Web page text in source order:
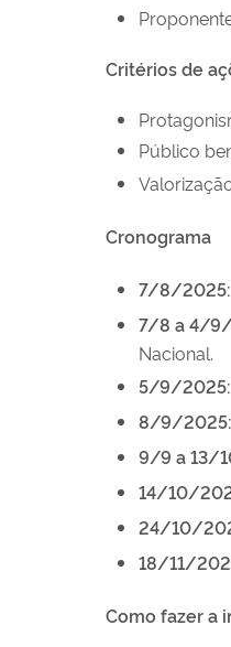
Critérios de
Público
Cronograma
7/8/2025:
7/8 a 4/
Nacional.
5/9/2025:
8/9/2025:
9/9 a 13/
14/10/
24/10/
18/11/
Como fazer a